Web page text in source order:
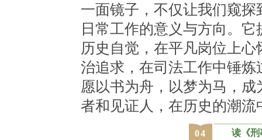
一面镜子，不仅让我们窥
日常工作的意义与方向。
历史自觉，在平凡岗位上
治追求，在司法工作中锤
愿以书为舟，以梦为马，
者和见证人，在历史的潮
04 读《刑